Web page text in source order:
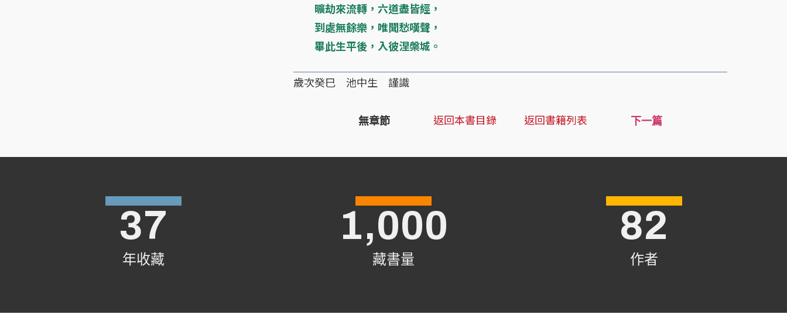
曠劫來流轉，六道盡皆經，
到處無餘樂，唯聞愁嘆聲，
畢此生平後，入彼涅槃城。
歲次癸巳 池中生 謹識
無章節 返回本書目錄 返回書籍列表 下一篇
年收藏
37
藏書量
1,000
作者
82